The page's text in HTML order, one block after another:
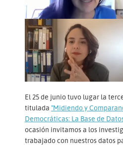
El 25 de junio tuvo lugar la
titulada "Midiendo y
Democráticas: La Base de
ocasión invitamos a los
trabajado con nuestros datos